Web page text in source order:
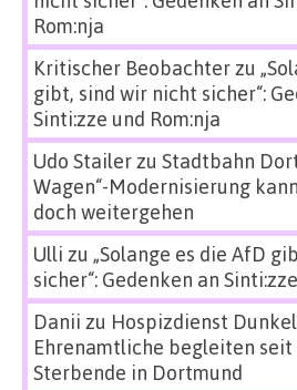
Rom:nja
Kritischer Beobachterzu
gibt, sind wir nicht sicher“:
Sinti:zze und Rom:nja
Udo Stailerzu Stadtbahn
Wagen“-Modernisierung
doch weitergehen
Ulli zu „Solange es die AfD
sicher“: Gedenken an
Danii zu Hospizdienst
Ehrenamtliche begleiten
Sterbende in Dortmund